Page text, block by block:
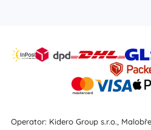
Operator: Kidero Group s.r.o.,